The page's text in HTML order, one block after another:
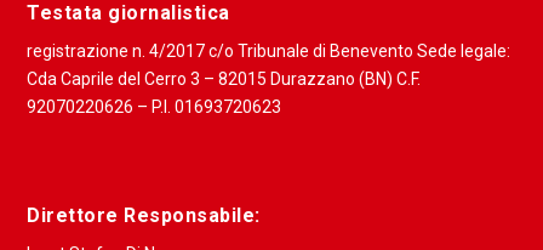
Testata giornalistica
registrazione n. 4/2017 c/o Tribunale di Benevento Sede legale:
Cda Caprile del Cerro 3 – 82015 Durazzano (BN) C.F.
92070220626 – P.I. 01693720623
Direttore Responsabile: